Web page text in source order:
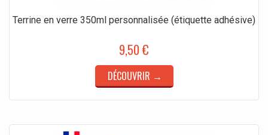
Terrine en verre 350ml personnalisée (étiquette adhésive)
9,50 €
DÉCOUVRIR →